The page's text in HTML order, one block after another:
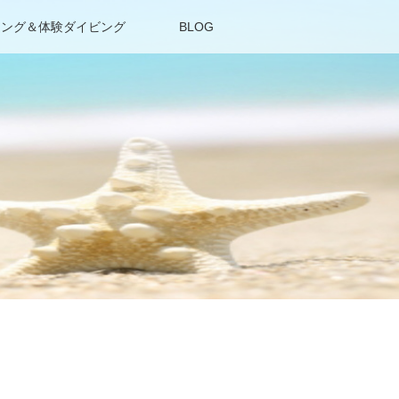
グ＆体験ダイビング BLOG